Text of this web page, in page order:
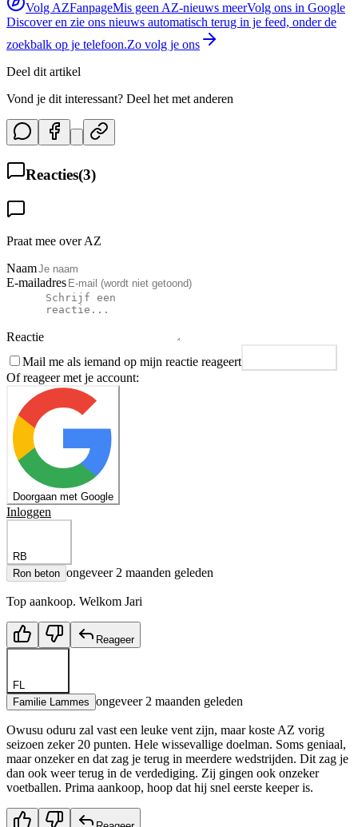
Volg AZFanpageMis geen AZ-nieuws meerVolg ons in Google
Discover en zie ons nieuws automatisch terug in je feed, onder de
zoekbalk op je telefoon.Zo volg je ons
Deel dit artikel
Vond je dit interessant? Deel het met anderen
Reacties(3)
Praat mee over AZ
Naam
E-mailadres
Reactie
Mail me als iemand op mijn reactie reageert
Of reageer met je account:
Doorgaan met Google
Inloggen
RB
Ron beton ongeveer 2 maanden geleden
Top aankoop. Welkom Jari
Reageer
FL
Familie Lammes ongeveer 2 maanden geleden
Owusu oduru zal vast een leuke vent zijn, maar koste AZ vorig
seizoen zeker 20 punten. Hele wissevallige doelman. Soms geniaal,
maar onzeker en dat zag je terug in meerdere wedstrijden. Dit zag je
dan ook weer terug in de verdediging. Zij gingen ook onzeker
voetballen. Prima aankoop, hoop dat hij snel eerste keeper is.